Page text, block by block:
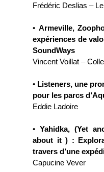
Frédéric Deslias –
• Armeville,
expériences de
SoundWays
Vincent Voillat –
• Listeners, une
pour les parcs
Eddie Ladoire
• Yahidka, (Yet
about it ) :
travers d’une
Capucine Vever